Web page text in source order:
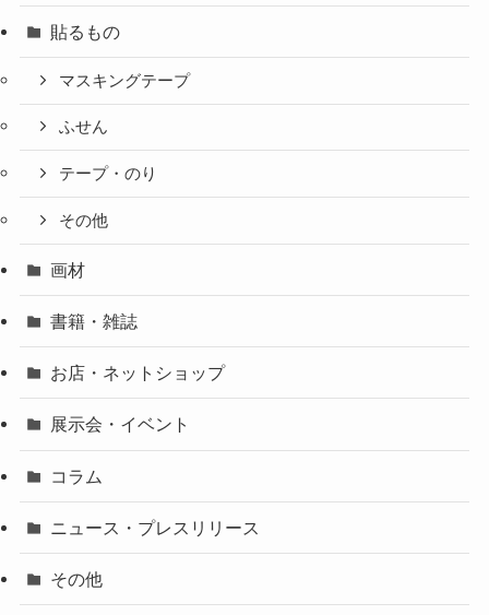
貼るもの
マスキングテープ
ふせん
テープ・のり
その他
画材
書籍・雑誌
お店・ネットショップ
展示会・イベント
コラム
ニュース・プレスリリース
その他